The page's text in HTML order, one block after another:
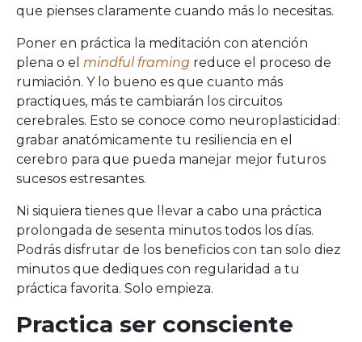
que pienses claramente cuando más lo necesitas.
Poner en práctica la meditación con atención
plena o el mindful framing reduce el proceso de
rumiación. Y lo bueno es que cuanto más
practiques, más te cambiarán los circuitos
cerebrales. Esto se conoce como neuroplasticidad:
grabar anatómicamente tu resiliencia en el
cerebro para que pueda manejar mejor futuros
sucesos estresantes.
Ni siquiera tienes que llevar a cabo una práctica
prolongada de sesenta minutos todos los días.
Podrás disfrutar de los beneficios con tan solo diez
minutos que dediques con regularidad a tu
práctica favorita. Solo empieza.
Practica ser consciente